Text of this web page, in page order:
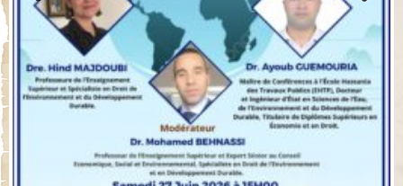
Previo